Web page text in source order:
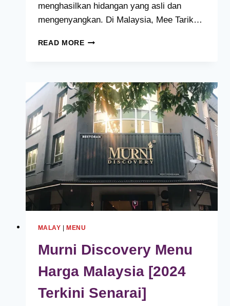
menghasilkan hidangan yang asli dan
mengenyangkan. Di Malaysia, Mee Tarik…
READ MOREMEE
MENU
HARGA
MALAYSIA
[2024
SENARAI]
MALAY MENU
Murni Discovery Menu
Harga Malaysia [2024
Terkini Senarai]